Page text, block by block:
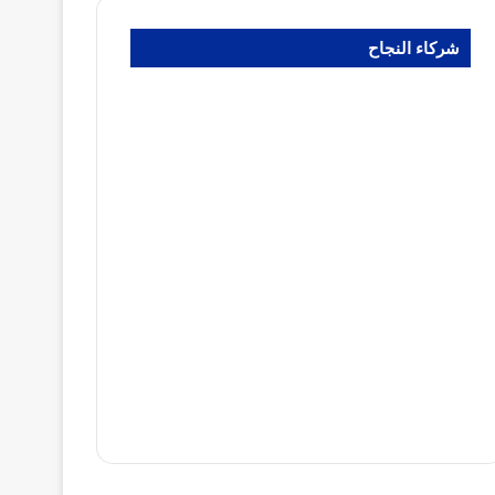
شركاء النجاح